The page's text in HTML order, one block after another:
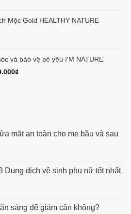
Mộc Gold HEALTHY NATURE
và bảo vệ bé yêu I'M NATURE
₫Giá
mặt an toàn cho mẹ bầu và sau
Dung dịch vệ sinh phụ nữ tốt nhất
sáng để giảm cân không?